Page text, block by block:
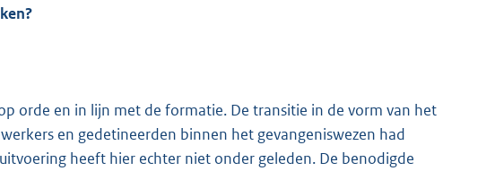
orde en in lijn met de formatie. De transitie in de vorm van het
en gedetineerden binnen het gevangeniswezen had
heeft hier echter niet onder geleden. De benodigde